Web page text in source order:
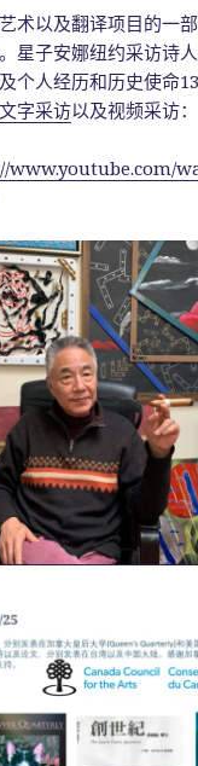
术以及翻译项目的一
星子安娜纽约采访诗人
个人经历和历史使命
文字采访以及视频采访：
www.youtube.com/